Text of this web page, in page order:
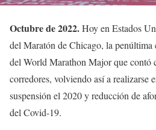
Octubre de 2022.Hoy en Estados
del Maratón de Chicago, la
del World Marathon Major que contó
corredores, volviendo así a realizarse
suspensión el 2020 y reducción de
del Covid-19.